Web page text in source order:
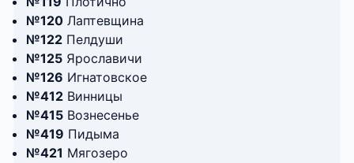
№120 Лаптевщина
№122 Пелдуши
№125 Ярославичи
№126 Игнатовское
№412 Винницы
№415 Вознесенье
№419 Пидыма
№421 Мягозеро